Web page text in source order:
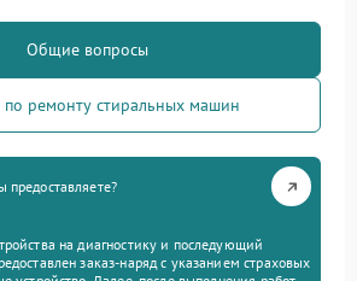
Общие вопросы
по ремонту стиральных машин
на диагностику и последующий
заказ-наряд с указанием страховых